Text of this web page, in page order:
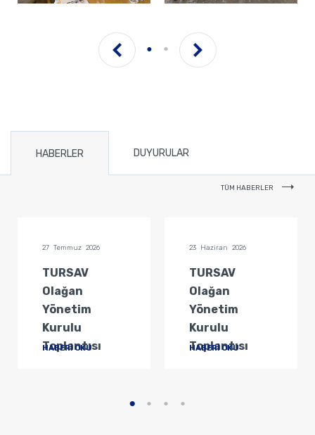
HABERLER DUYURULAR
TÜM HABERLER
27 Temmuz 2026
TURSAV
Olağan
Yönetim
Kurulu
Toplantısı
HABERİ OKU
23 Haziran 2026
TURSAV
Olağan
Yönetim
Kurulu
Toplantısı
HABERİ OKU